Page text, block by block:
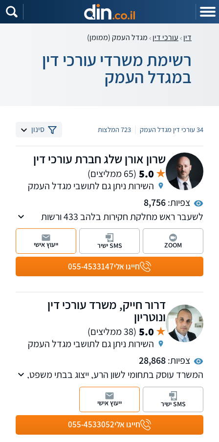
דין עורכי דין מגדל העמק (ממומן)
רשימת משרדי עורכי דין
במגדל העמק
34 עורכי דין מגדל העמק 723 המלצות סינון
שרון אורן שלג חברת עורכי דין
5.0 (65 ממליצים)
השירות ניתן גם לתושבי מגדל העמק
צפיות:8,756
לשעבר ראש מחלקת חקירות בלהב 433 ורשות
התחרות, היה למעלה מ-15 שנים חלק בכיר
במערכות אכיפת החוק בישראל, ניסיון רב בניהול
תיקים פליליים מורכבים. שלוחות בחדרה ובתל
אביב, שירות בכל רחבי הארץ.
חייגו אלי055-4533147
ZOOM SMS ישיר ייעוץ אישי
דרור חייק, משרד עורכי דין
ונוטריון
5.0 (38 ממליצים)
השירות ניתן גם לתושבי מגדל העמק
צפיות:28,868
המשרד עוסק בתחומי לשון הרע, ייצוג בבתי משפט,
שירותי נוטריון ואזרחות זרה.
חייגו אלי055-4533052
SMS ישיר ייעוץ אישי